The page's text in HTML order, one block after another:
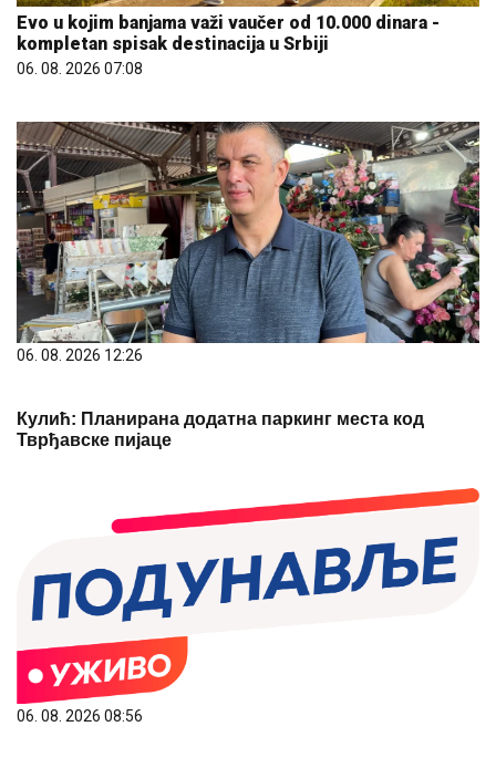
Evo u kojim banjama važi vaučer od 10.000 dinara -
kompletan spisak destinacija u Srbiji
06. 08. 2026 07:08
06. 08. 2026 12:26
Кулић: Планирана додатна паркинг места код
Тврђавске пијаце
06. 08. 2026 08:56